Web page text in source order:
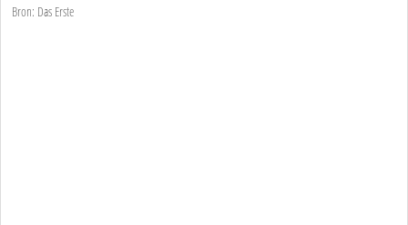
Bron: Das Erste